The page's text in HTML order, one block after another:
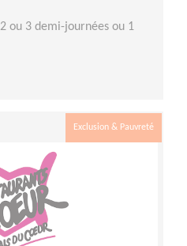
2 ou 3 demi-journées ou 1
Exclusion & Pauvreté